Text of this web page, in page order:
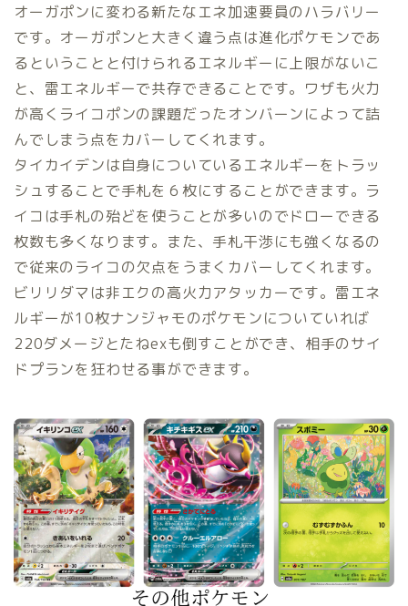
オーガポンに変わる新たなエネ加速要員のハラバリー
です。オーガポンと大きく違う点は進化ポケモンであ
るということと付けられるエネルギーに上限がないこ
と、雷エネルギーで共存できることです。ワザも火力
が高くライコポンの課題だったオンバーンによって詰
んでしまう点をカバーしてくれます。
タイカイデンは自身についているエネルギーをトラッ
シュすることで手札を６枚にすることができます。ラ
イコは手札の殆どを使うことが多いのでドローできる
枚数も多くなります。また、手札干渉にも強くなるの
で従来のライコの欠点をうまくカバーしてくれます。
ビリリダマは非エクの高火力アタッカーです。雷エネ
ルギーが10枚ナンジャモのポケモンについていれば
220ダメージとたねexも倒すことができ、相手のサイ
ドプランを狂わせる事ができます。